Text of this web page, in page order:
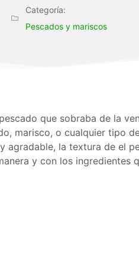
Categoría:
Pescados y mariscos
que sobraba de la
marisco, o cualquier tipo
agradable, la textura de el
y con los ingredientes